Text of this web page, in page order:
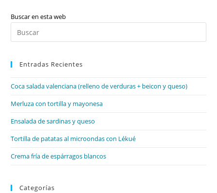
Palancas
De
Buscar en esta web
Entradas Recientes
Coca salada valenciana (relleno de verduras + beicon y queso)
Merluza con tortilla y mayonesa
Ensalada de sardinas y queso
Tortilla de patatas al microondas con Lékué
Crema fría de espárragos blancos
Categorías